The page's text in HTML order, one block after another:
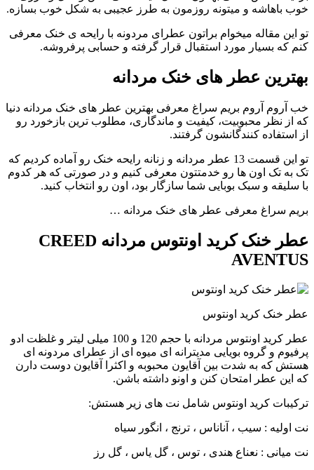
خوب باهاشه و میتونه روزمون به طرز عجیبی به شکل خوب بسازه.
تو این مقاله میخوام براتون عطرای مردونه با رایحه ی خنک معرفی
کنم که بسیار مورد استقبال قرار گرفته و حسابی پرفروشه.
بهترین عطر های خنک مردانه
خب آروم آروم بریم سراغ معرفی بهترین عطر های خنک مردانه دنیا
که از نظر محبوبیت، کیفیت و ماندگاری، مطلوب ترین بازخورد رو
از استفاده کنندگانشون گرفتند.
تو این قسمت 13 عطر مردانه و زنانه رایحه خنک رو آماده کردیم که
تک به تک اون ها رو خدمتتون معرفی کنیم و در صورتی که هر کدوم
با سلیقه و سبک بوبایی شما سازگار بود، اون رو انتخاب کنید.
بریم سراغ معرفی عطر های خنک مردانه …
عطر خنک کرید اونتوس مردانه CREED
AVENTUS
عطر خنک کرید اونتوس
عطر کرید اونتوس مردانه با حجم 120 و 100 میلی لیتر و غلظت ادو
پرفیوم و گروه بویایی مدیترانه ای میوه ای از عطرای مردونه ای
هستش که به شدت بین آقایون محبوبه و اکثرا آقایون دوست دارن
که این عطر امتحان کنن و اونو داشته باشن.
ترکیبات کرید اونتوس شامل نت های زیر هستش:
نت اولیه : سیب ، آناناس ، ترنج ، انگور سیاه
نت میانی : نعناع هندی ، توس ، گل یاس ، گل رز